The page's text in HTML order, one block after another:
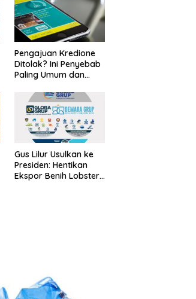
Pengajuan Kredione
Ditolak? Ini Penyebab
Paling Umum dan
Gus Lilur Usulkan ke
Presiden: Hentikan
Ekspor Benih Lobster,